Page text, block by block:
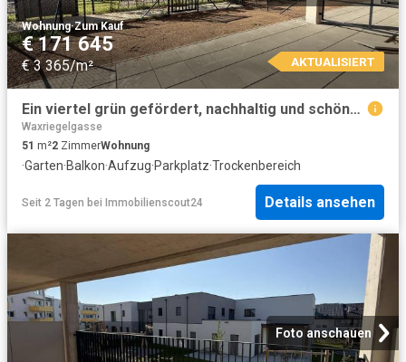
Wohnung·Zum Kauf
€ 171 645
€ 3 365/m² AKTUALISIERT
Ein viertel grün gefördert, nachhaltig und schöner Wohnen
Waxriegelgasse
51 m²2 ZimmerWohnung
·Garten·Balkon·Aufzug·Parkplatz·Trockenbereich
Seit 2 Tagen bei Immobilienscout24 Details ansehen
Foto anschauen